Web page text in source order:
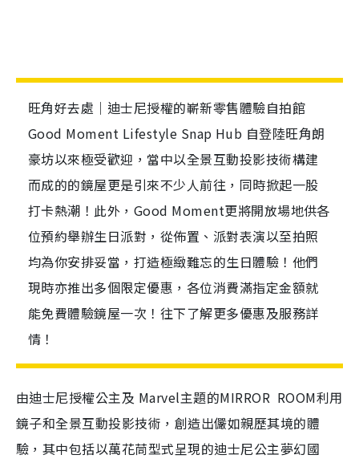
旺角好去處｜迪士尼授權的嶄新零售體驗自拍館
Good Moment Lifestyle Snap Hub 自登陸旺角朗
豪坊以來極受歡迎，當中以全景互動投影技術構建
而成的的鏡屋更是引來不少人前往，同時掀起一股
打卡熱潮！此外，Good Moment更將開放場地供各
位預約舉辦生日派對，從佈置、派對表演以至拍照
均為你安排妥當，打造極緻難忘的生日體驗！他們
現時亦推出多個限定優惠，各位消費滿指定金額就
能免費體驗鏡屋一次！往下了解更多優惠及服務詳
情！
由迪士尼授權公主及 Marvel主題的MIRROR ROOM利用
鏡子和全景互動投影技術，創造出儼如親歷其境的體
驗，其中包括以萬花茼型式呈現的迪士尼公主夢幻國